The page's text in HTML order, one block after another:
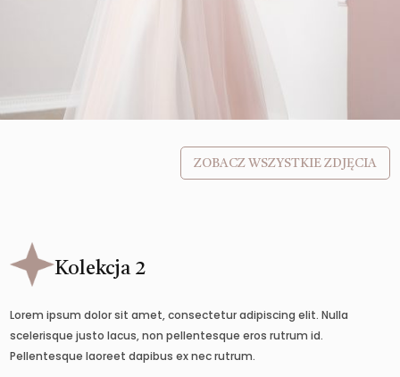
ZOBACZ WSZYSTKIE ZDJĘCIA
Kolekcja 2
Lorem ipsum dolor sit amet, consectetur adipiscing elit. Nulla
scelerisque justo lacus, non pellentesque eros rutrum id.
Pellentesque laoreet dapibus ex nec rutrum.